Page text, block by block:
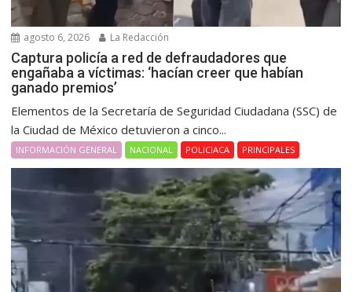
agosto 6, 2026 La Redacción
Captura policía a red de defraudadores que
engañaba a víctimas: ‘hacían creer que habían
ganado premios’
Elementos de la Secretaría de Seguridad Ciudadana (SSC) de
la Ciudad de México detuvieron a cinco...
INFORMACIÓN GENERAL NACIONAL POLICIACA PRINCIPALES